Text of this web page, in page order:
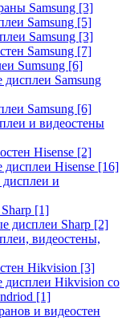
Samsung [3]
Samsung [5]
Samsung [3]
Samsung [7]
Sumsung [6]
Samsung
Samsung [6]
и видеостены
Hisense [2]
Hisense [16]
и
[1]
дисплеи Sharp [2]
видеостены,
Hikvision [3]
Hikvision со
[1]
и видеостен